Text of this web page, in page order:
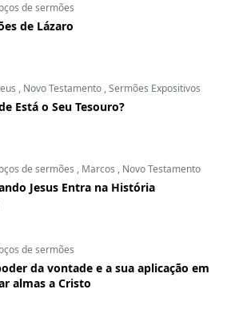
de sermões
de Lázaro
, Novo Testamento ,Sermões Expositivos
Está o Seu Tesouro?
de sermões , Marcos , Novo Testamento
Jesus Entra na História
de sermões
da vontade e a sua aplicação em
almas a Cristo